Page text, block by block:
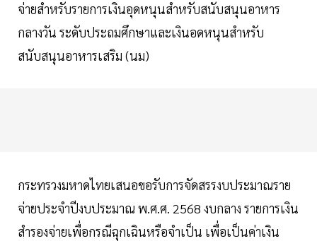
จ่ายสำหรับรายการเงินอุดหนุนสำหรับสนับสนุนอาหาร
กลางวัน ระดับประถมศึกษาและเงินอดหนุนสำหรับ
สนับสนุนอาหารเสริม (นม)
กระทรวงมหาดไทยเสนอขอรับการจัดสรรงบประมาณราย
จ่ายประจำปีงบประมาณ พ.ศ.ศ. 2568 งบกลาง รายการเงิน
สำรองจ่ายเพื่อกรณีฉุกเฉินหรือจำเป็น เพื่อเป็นค่าเงิน